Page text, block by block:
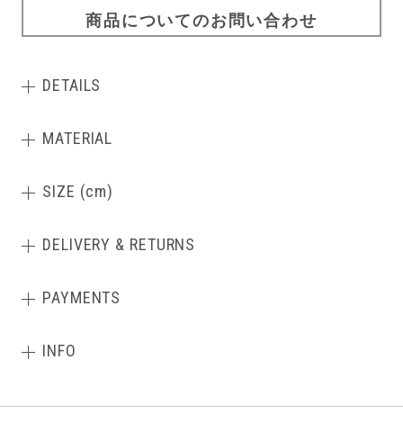
商品についてのお問い合わせ
DETAILS
MATERIAL
SIZE (cm)
DELIVERY & RETURNS
PAYMENTS
INFO